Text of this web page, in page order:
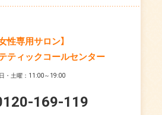
女性専用サロン】
ティックコールセンター
・土曜：11:00～19:00
169-119